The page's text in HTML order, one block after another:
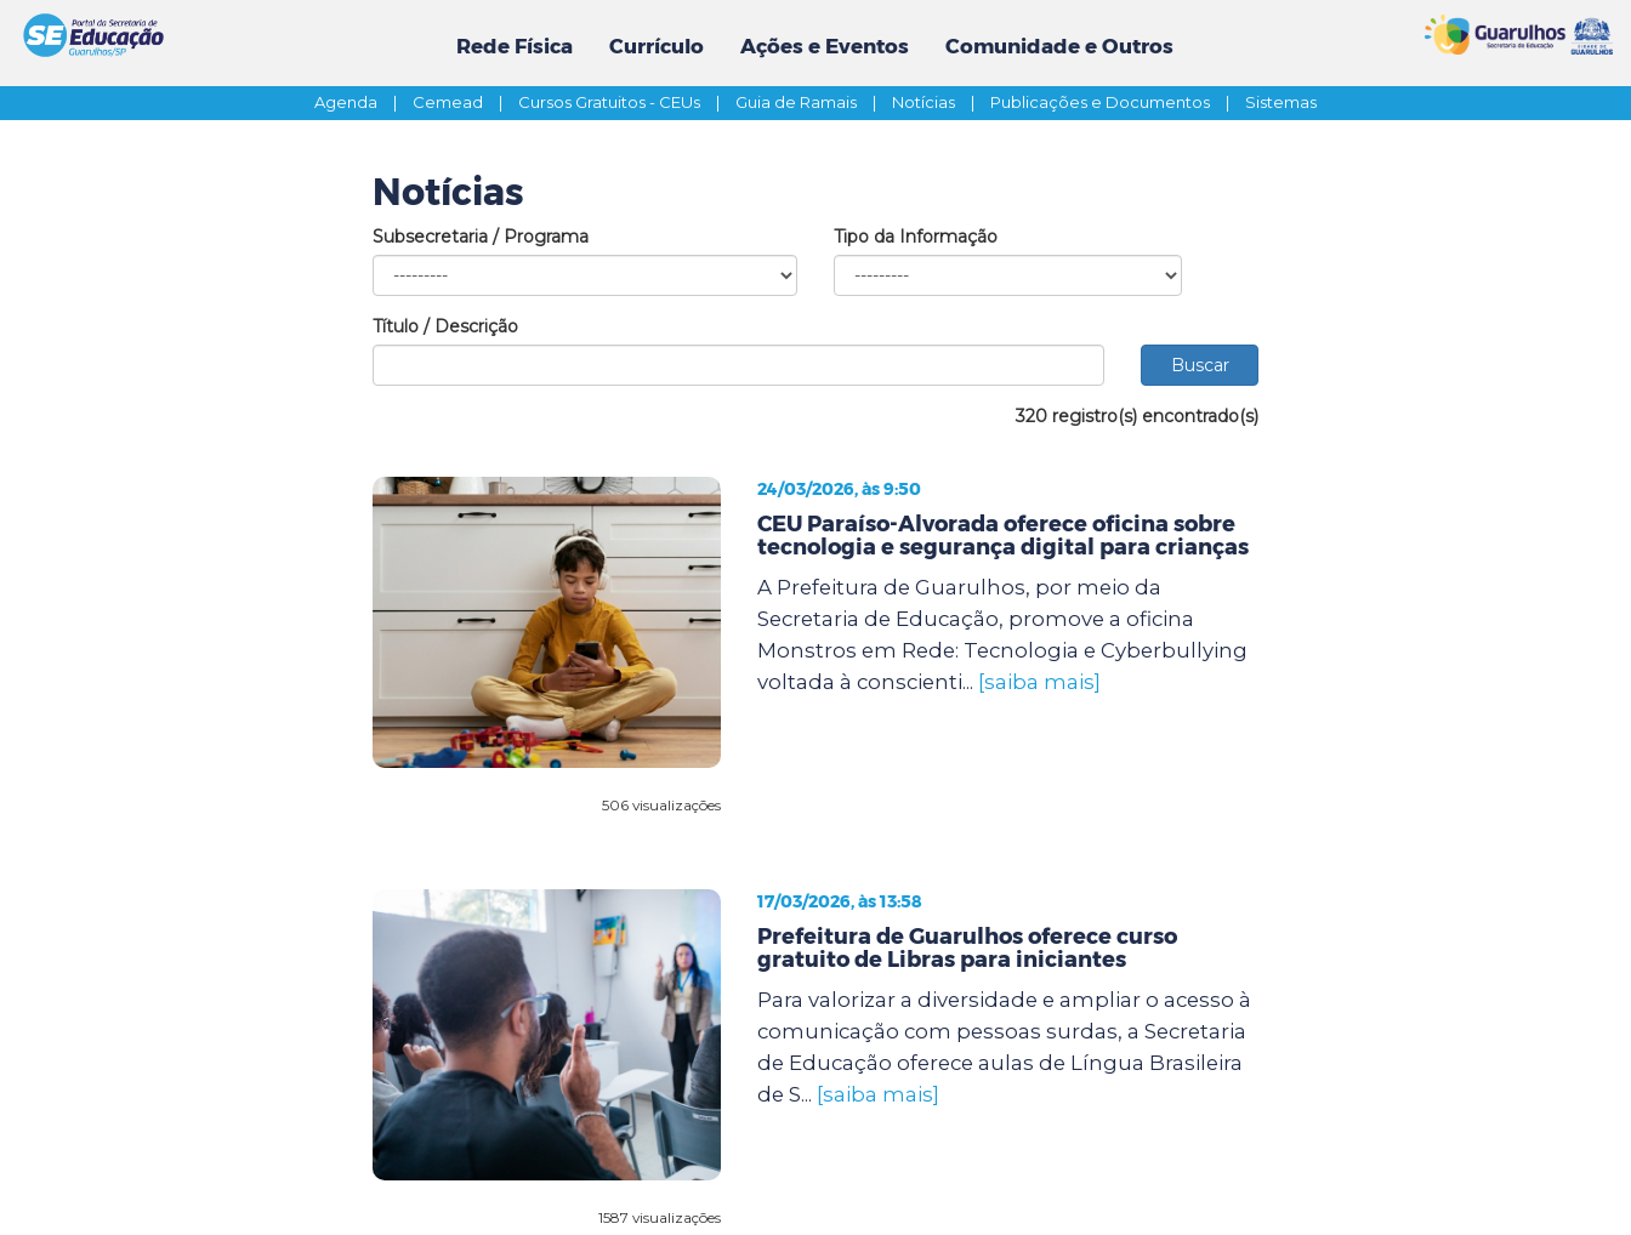
Rede Física Currículo Ações e Eventos Comunidade e Outros
Agenda | Cemead | Cursos Gratuitos - CEUs | Guia de Ramais | Notícias | Publicações e Documentos | Sistemas
Notícias
Subsecretaria / Programa Tipo da Informação
Título / Descrição
320 registro(s) encontrado(s)
506 visualizações
24/03/2026, às 9:50
CEU Paraíso-Alvorada oferece oficina sobre
tecnologia e segurança digital para crianças
A Prefeitura de Guarulhos, por meio da
Secretaria de Educação, promove a oficina
Monstros em Rede: Tecnologia e Cyberbullying
voltada à conscienti... [saiba mais]
1587 visualizações
17/03/2026, às 13:58
Prefeitura de Guarulhos oferece curso
gratuito de Libras para iniciantes
Para valorizar a diversidade e ampliar o acesso à
comunicação com pessoas surdas, a Secretaria
de Educação oferece aulas de Língua Brasileira
de S... [saiba mais]